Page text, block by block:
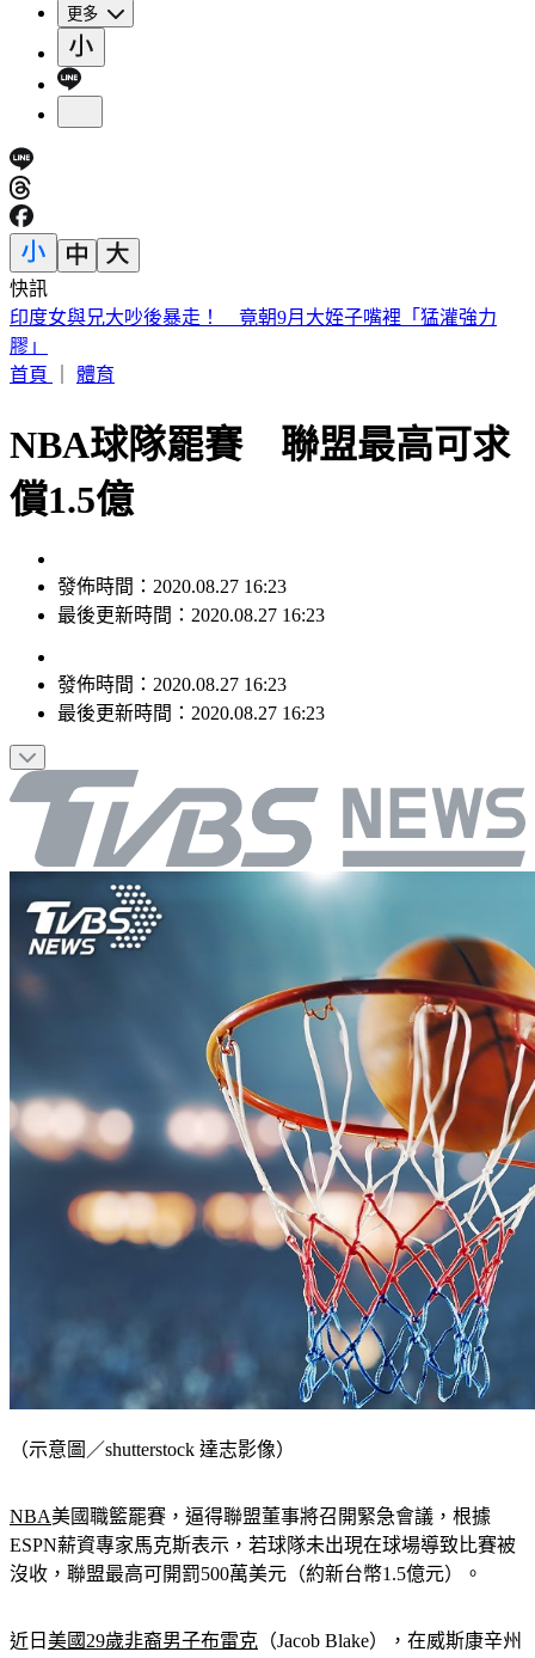
更多
快訊
白海豚颱風「紮實雨帶」又來了！鄭明典急籲：晚上別出門
首頁
NBA球隊罷賽 聯盟最高可求
償1.5億
最後更新時間：2020.08.27 16:23
最後更新時間：2020.08.27 16:23
ESPN薪資專家馬克斯表示，若球隊未出現在球場導致比賽被
沒收，聯盟最高可開罰500萬美元（約新台幣1.5億元）。
基諾沙市遭警察近距離連開7槍，造成半身不遂，事發後引發